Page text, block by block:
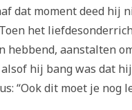
dat moment deed hij
het
aanstalten
hij bang was dat
“Ook dit moet je nog